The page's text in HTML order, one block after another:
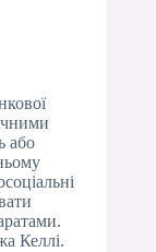
або
Келлі.